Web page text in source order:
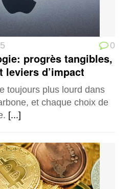
0
progrès tangibles,
leviers d’impact
toujours plus lourd dans
et chaque choix de
[...]